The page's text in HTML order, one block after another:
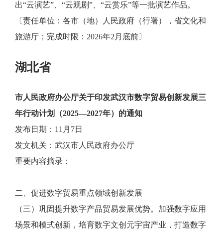
出“云演艺”、“云观剧”、“云赏乐”等一批演艺作品。
〔责任单位：各市（地）人民政府（行署），省文化和
旅游厅；完成时限：2026年2月底前〕
湖北省
市人民政府办公厅关于印发武汉市数字贸易创新发展三
年行动计划（2025—2027年）的通知
发布日期：11月7日
发文机关：武汉市人民政府办公厅
重要内容摘录：
二、促进数字贸易重点领域创新发展
（三）巩固提升数字产品贸易发展优势。加强数字应用
场景和模式创新，培育数字文创元宇宙产业，打造数字